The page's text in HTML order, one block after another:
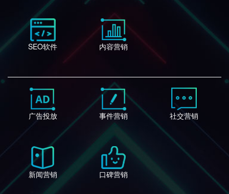
SEO软件 内容营销
广告投放 事件营销 社交营销
新闻营销 口碑营销